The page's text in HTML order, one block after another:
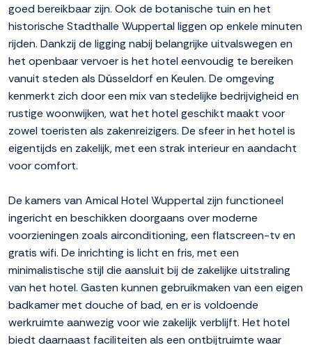
goed bereikbaar zijn. Ook de botanische tuin en het
historische Stadthalle Wuppertal liggen op enkele minuten
rijden. Dankzij de ligging nabij belangrijke uitvalswegen en
het openbaar vervoer is het hotel eenvoudig te bereiken
vanuit steden als Düsseldorf en Keulen. De omgeving
kenmerkt zich door een mix van stedelijke bedrijvigheid en
rustige woonwijken, wat het hotel geschikt maakt voor
zowel toeristen als zakenreizigers. De sfeer in het hotel is
eigentijds en zakelijk, met een strak interieur en aandacht
voor comfort.
De kamers van Amical Hotel Wuppertal zijn functioneel
ingericht en beschikken doorgaans over moderne
voorzieningen zoals airconditioning, een flatscreen-tv en
gratis wifi. De inrichting is licht en fris, met een
minimalistische stijl die aansluit bij de zakelijke uitstraling
van het hotel. Gasten kunnen gebruikmaken van een eigen
badkamer met douche of bad, en er is voldoende
werkruimte aanwezig voor wie zakelijk verblijft. Het hotel
biedt daarnaast faciliteiten als een ontbijtruimte waar